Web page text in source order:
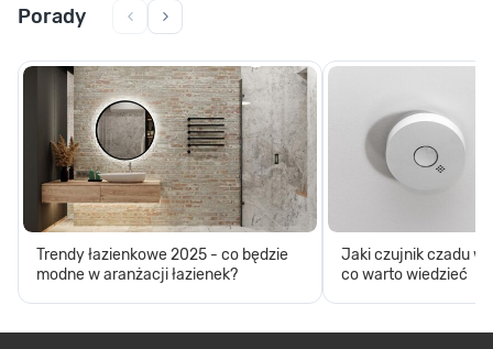
Porady
Trendy łazienkowe 2025 - co będzie
modne w aranżacji łazienek?
Jaki czujnik czadu
co warto wiedzieć